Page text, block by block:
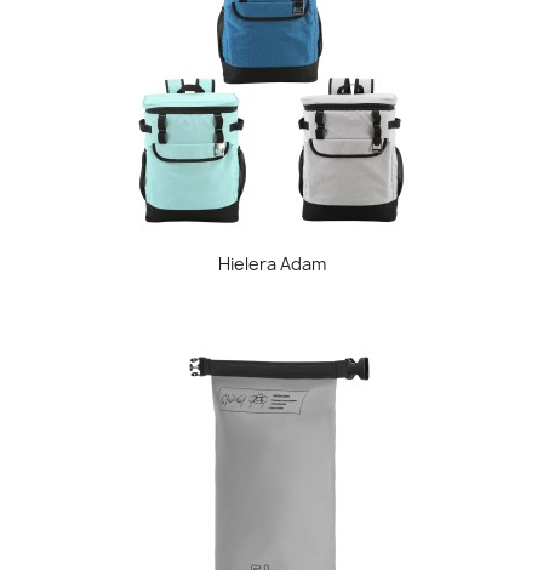
Hielera Adam